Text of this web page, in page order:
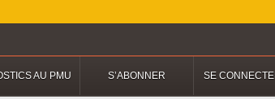
AU PMU S’ABONNER SE